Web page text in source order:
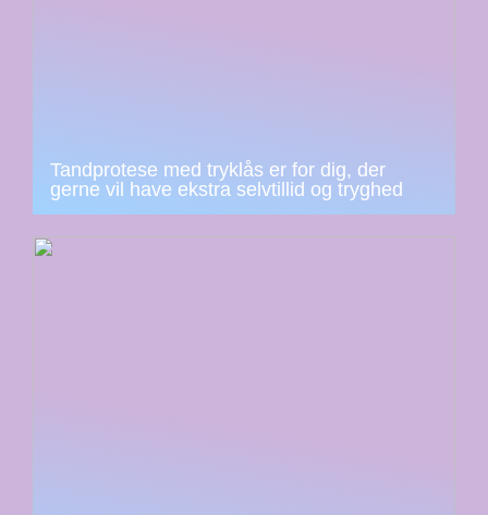
Tandprotese med tryklås er for dig, der
gerne vil have ekstra selvtillid og tryghed